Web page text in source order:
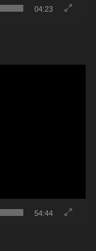
04:23
54:44